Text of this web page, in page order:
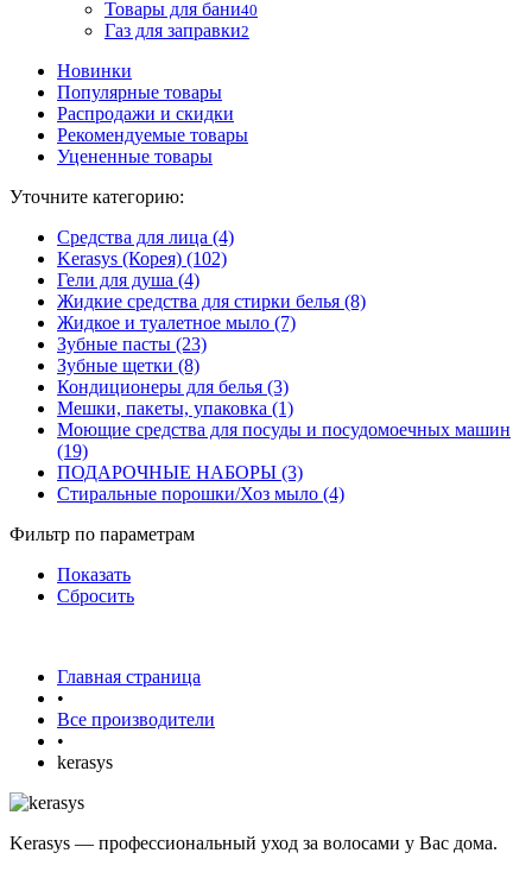
Товары для бани40
Газ для заправки2
Новинки
Популярные товары
Распродажи и скидки
Рекомендуемые товары
Уцененные товары
Уточните категорию:
Cредства для лица (4)
Kerasys (Корея) (102)
Гели для душа (4)
Жидкие средства для стирки белья (8)
Жидкое и туалетное мыло (7)
Зубные пасты (23)
Зубные щетки (8)
Кондиционеры для белья (3)
Мешки, пакеты, упаковка (1)
Моющие средства для посуды и посудомоечных машин
(19)
ПОДАРОЧНЫЕ НАБОРЫ (3)
Стиральные порошки/Хоз мыло (4)
Фильтр по параметрам
Показать
Сбросить
Главная страница
•
Все производители
•
kerasys
Kerasys — профессиональный уход за волосами у Вас дома.